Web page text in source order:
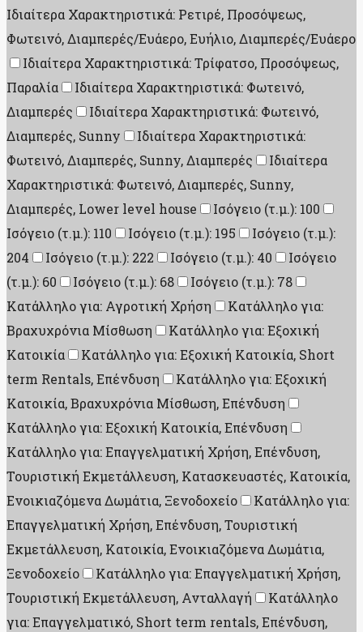
Ιδιαίτερα Χαρακτηριστικά: Ρετιρέ, Προσόψεως,
Φωτεινό, Διαμπερές/Ευάερο, Ευήλιο, Διαμπερές/Ευάερο
Ιδιαίτερα Χαρακτηριστικά: Τρίφατσο, Προσόψεως,
Παραλία
Ιδιαίτερα Χαρακτηριστικά: Φωτεινό,
Διαμπερές
Ιδιαίτερα Χαρακτηριστικά: Φωτεινό,
Διαμπερές, Sunny
Ιδιαίτερα Χαρακτηριστικά:
Φωτεινό, Διαμπερές, Sunny, Διαμπερές
Ιδιαίτερα
Χαρακτηριστικά: Φωτεινό, Διαμπερές, Sunny,
Διαμπερές, Lower level house
Ισόγειο (τ.μ.): 100
Ισόγειο (τ.μ.): 110
Ισόγειο (τ.μ.): 195
Ισόγειο (τ.μ.):
204
Ισόγειο (τ.μ.): 222 Ισόγειο (τ.μ.): 40
Ισόγειο
(τ.μ.): 60
Ισόγειο (τ.μ.): 68
Ισόγειο (τ.μ.): 78
Κατάλληλο για: Αγροτική Χρήση
Κατάλληλο για:
Βραχυχρόνια Μίσθωση
Κατάλληλο για: Εξοχική
Κατοικία
Κατάλληλο για: Εξοχική Κατοικία, Short
term Rentals, Επένδυση
Κατάλληλο για: Εξοχική
Κατοικία, Βραχυχρόνια Μίσθωση, Επένδυση
Κατάλληλο για: Εξοχική Κατοικία, Επένδυση
Κατάλληλο για: Επαγγελματική Χρήση, Επένδυση,
Τουριστική Εκμετάλλευση, Κατασκευαστές, Κατοικία,
Ενοικιαζόμενα Δωμάτια, Ξενοδοχείο
Κατάλληλο για:
Επαγγελματική Χρήση, Επένδυση, Τουριστική
Εκμετάλλευση, Κατοικία, Ενοικιαζόμενα Δωμάτια,
Ξενοδοχείο
Κατάλληλο για: Επαγγελματική Χρήση,
Τουριστική Εκμετάλλευση, Ανταλλαγή
Κατάλληλο
για: Επαγγελματικό, Short term rentals, Επένδυση,